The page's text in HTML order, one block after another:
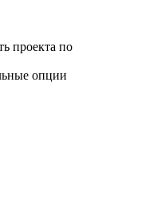
проекта по
опции